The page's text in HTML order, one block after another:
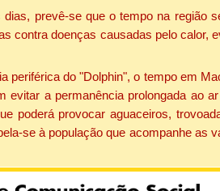
prevê-se que o tempo na
contra doenças causadas pelo
periférica do "Dolphin", o tempo em
evitar a permanência prolongada ao
poderá provocar aguaceiros,
se à população que acompanhe